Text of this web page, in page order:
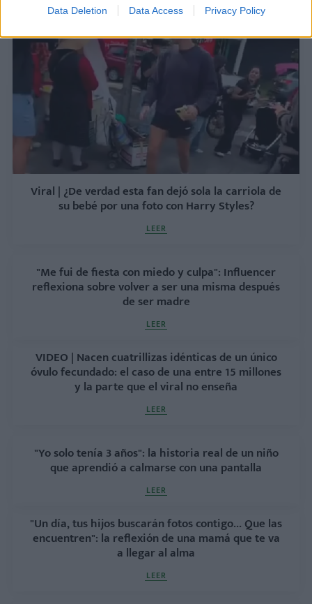
Data Deletion Data Access Privacy Policy
LEER
Viral | ¿De verdad esta fan dejó sola la carriola de
su bebé por una foto con Harry Styles?
LEER
"Me fui de fiesta con miedo y culpa": Influencer
reflexiona sobre volver a ser una misma después
de ser madre
LEER
VIDEO | Nacen cuatrillizas idénticas de un único
óvulo fecundado: el caso de una entre 15 millones
y la parte que el viral no enseña
LEER
"Yo solo tenía 3 años": la historia real de un niño
que aprendió a calmarse con una pantalla
LEER
"Un día, tus hijos buscarán fotos contigo... Que las
encuentren": la reflexión de una mamá que te va
a llegar al alma
LEER